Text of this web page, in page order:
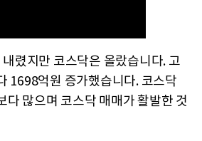
렸지만 코스닥은 올랐습니다. 고
1698억원 증가했습니다. 코스닥
다 많으며 코스닥 매매가 활발한 것